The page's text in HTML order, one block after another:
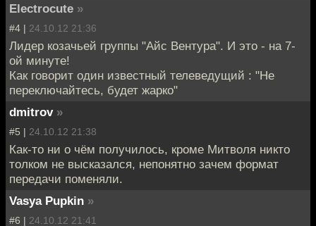
Electrocute »
#4 | 24.10.12 21:36
Лидер козачьей группы "Айс Вентура". И это - на 7-
ой минуте!
Как говорит один известный телеведущий : "Не
переключайтесь, будет жарко"
dmitrov »
#5 | 24.10.12 21:38
Как-то ни о чём получилось, кроме Митволя никто
толком не высказался, непонятно зачем формат
передачи поменяли.
Vasya Pupkin »
#6 | 24.10.12 21:41